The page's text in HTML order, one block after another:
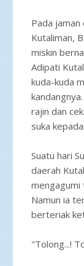
Pada jaman
Kutaliman,
miskin
Adipati
kuda-kuda
rajin dan
suka
Suatu hari
daerah
mengagumi
Namun ia
berteriak
"Tolong...!